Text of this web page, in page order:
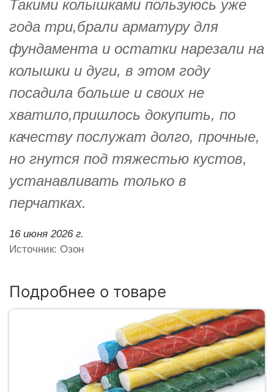
Такими колышками пользуюсь уже
года три,брали арматуру для
фундамента и остатки нарезали на
колышки и дуги, в этом году
посадила больше и своих не
хватило,пришлось докупить, по
качеству послужат долго, прочные,
но гнутся под тяжестью кустов,
устанавливать только в
перчатках.
16 июня 2026 г.
Источник: Озон
Подробнее о товаре